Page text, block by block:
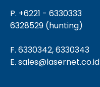
P. +6221 - 6330333
6328529 (hunting)
F. 6330342, 6330343
E. sales@lasernet.co.id